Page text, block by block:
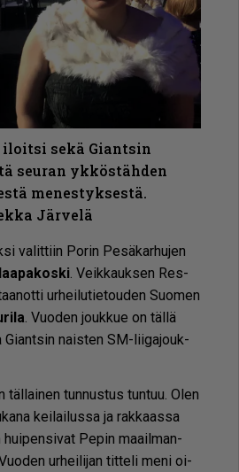
sekä Giantsin
seuran ykköstähden
menestyksestä.
Järvelä
va­lit­tiin Po­rin Pe­sä­kar­hu­jen
. Veik­kauk­sen Res­
ur­hei­lu­tie­tou­den Suo­men
. Vuo­den jouk­kue on täl­lä
Gi­ant­sin nais­ten SM-lii­ga­jouk­
täl­lai­nen tun­nus­tus tun­tuu. Olen
kei­lai­lus­sa ja rak­kaas­sa
hui­pen­si­vat Pe­pin maa­il­man­
ur­hei­li­jan tit­te­li meni oi­